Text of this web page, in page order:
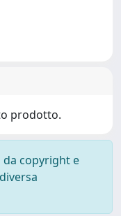
prodotto.
copyright e